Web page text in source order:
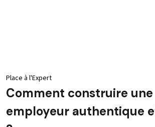
Place à l'Expert
Comment construire
employeur authentique